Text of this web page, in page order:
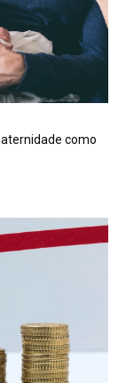
como